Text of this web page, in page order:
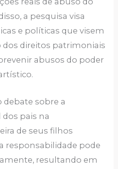
a pesquisa visa
e políticas que visem
direitos patrimoniais
abusos do poder
debate sobre a
pais na
de seus filhos
responsabilidade pode
resultando em